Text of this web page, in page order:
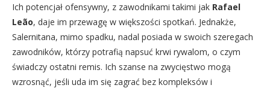
Ich potencjał ofensywny, z zawodnikami takimi jak Rafael
Leão, daje im przewagę w większości spotkań. Jednakże,
Salernitana, mimo spadku, nadal posiada w swoich szeregach
zawodników, którzy potrafią napsuć krwi rywalom, o czym
świadczy ostatni remis. Ich szanse na zwycięstwo mogą
wzrosnąć, jeśli uda im się zagrać bez kompleksów i